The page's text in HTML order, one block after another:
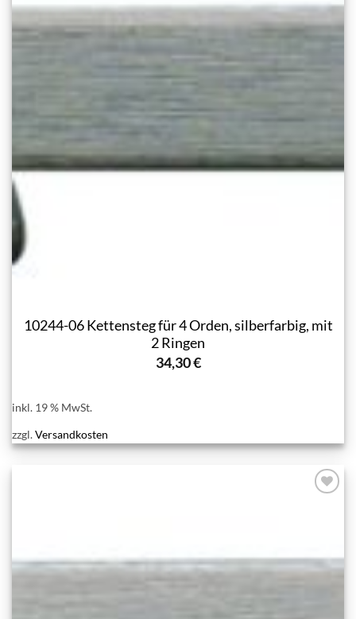
10244-06 Kettensteg für 4 Orden, silberfarbig, mit
2 Ringen
34,30€
inkl. 19 % MwSt.
zzgl.Versandkosten